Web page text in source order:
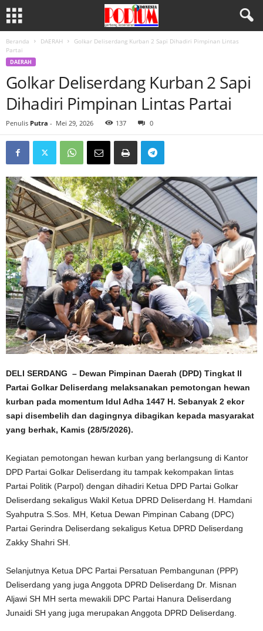
Beranda DAERAH
Golkar Deliserdang Kurban 2 Sapi Dihadiri Pimpinan Lintas
Partai
DAERAH
Golkar Deliserdang Kurban 2 Sapi
Dihadiri Pimpinan Lintas Partai
Penulis Putra - Mei 29, 2026 137 0
DELI SERDANG – Dewan Pimpinan Daerah (DPD) Tingkat II
Partai Golkar Deliserdang melaksanakan pemotongan hewan
kurban pada momentum Idul Adha 1447 H. Sebanyak 2 ekor
sapi disembelih dan dagingnya dibagikan kepada masyarakat
yang berhak, Kamis (28/5/2026).
Kegiatan pemotongan hewan kurban yang berlangsung di Kantor
DPD Partai Golkar Deliserdang itu tampak kekompakan lintas
Partai Politik (Parpol) dengan dihadiri Ketua DPD Partai Golkar
Deliserdang sekaligus Wakil Ketua DPRD Deliserdang H. Hamdani
Syahputra S.Sos. MH, Ketua Dewan Pimpinan Cabang (DPC)
Partai Gerindra Deliserdang sekaligus Ketua DPRD Deliserdang
Zakky Shahri SH.
Selanjutnya Ketua DPC Partai Persatuan Pembangunan (PPP)
Deliserdang yang juga Anggota DPRD Deliserdang Dr. Misnan
Aljawi SH MH serta mewakili DPC Partai Hanura Deliserdang
Junaidi SH yang juga merupakan Anggota DPRD Deliserdang.